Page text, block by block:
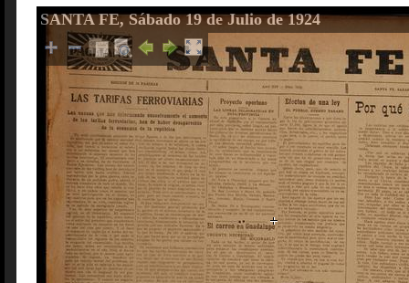
SANTA FE, Sábado 19 de Julio de 1924